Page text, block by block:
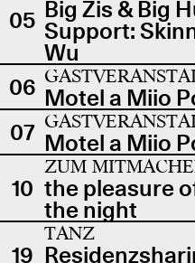
05 Big Zis & Big
Support:
Wu
06 Motel a Miio
07 Motel a Miio
10
ZUM
the pleasure
the night
19
TANZ